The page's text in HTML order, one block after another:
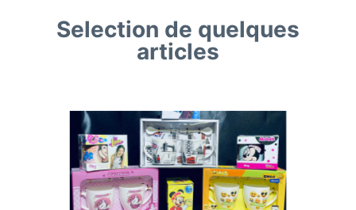
Selection de quelques
articles